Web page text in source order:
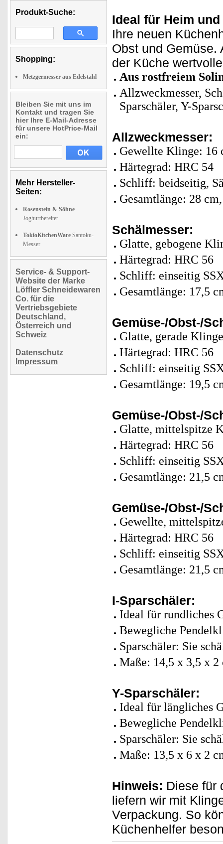
Produkt-Suche:
Shopping:
Metzgermesser aus Edelstahl
Bleiben Sie mit uns im
Kontakt und tragen Sie
hier Ihre E-Mail-Adresse
für unsere HotPrice-Mail
ein:
Mehr Hersteller-
Seiten:
Rosenstein & Söhne
Joghurtbereiter
TokioKitchenWare Santoku-
Messer
Service- & Support-
Website der Marke
Löffler Schneidewaren
Co. für die
Vertriebsgebiete
Deutschland,
Österreich und
Schweiz
Datenschutz
Impressum
Ideal für Heim
Ihre neuen
Obst und Gemüse.
der Küche
Aus rostfreiem
Allzweckmesser,
Sparschäler, Y-
Allzweckmesser:
Gewellte Klinge: 16
Härtegrad: HRC 54
Schliff: beidseitig,
Gesamtlänge: 28
Schälmesser:
Glatte, gebogene
Härtegrad: HRC 56
Schliff: einseitig
Gesamtlänge: 17,5
Gemüse-/Obst-/
Glatte, gerade
Härtegrad: HRC 56
Schliff: einseitig
Gesamtlänge: 19,5
Gemüse-/Obst-/
Glatte, mittelspitze
Härtegrad: HRC 56
Schliff: einseitig
Gesamtlänge: 21,5
Gemüse-/Obst-/
Gewellte,
Härtegrad: HRC 56
Schliff: einseitig
Gesamtlänge: 21,5
I-Sparschäler:
Ideal für rundliches
Bewegliche
Sparschäler: Sie
Maße: 14,5 x 3,5 x
Y-Sparschäler:
Ideal für längliches
Bewegliche
Sparschäler: Sie
Maße: 13,5 x 6 x 2
Hinweis: Diese für
liefern wir mit
Verpackung. So
Küchenhelfer